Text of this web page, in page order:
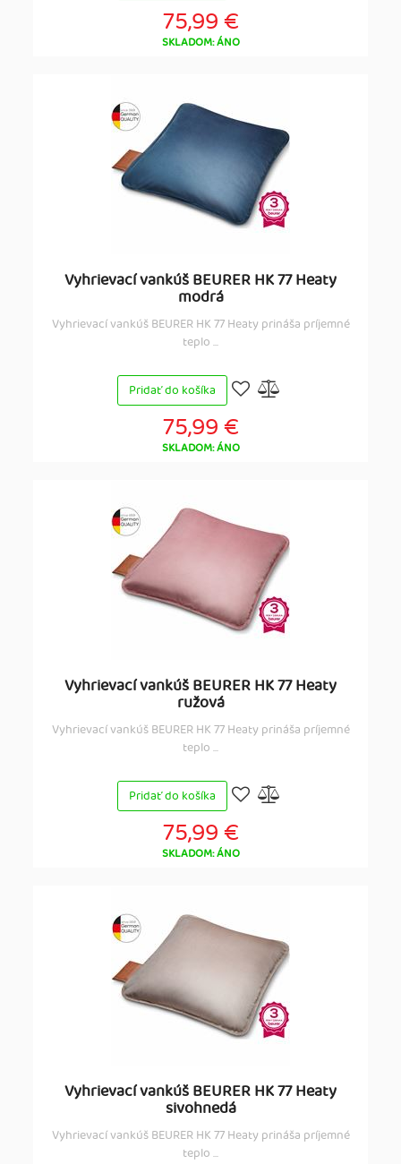
75,99 €
SKLADOM: ÁNO
Vyhrievací vankúš BEURER HK 77 Heaty
modrá
Vyhrievací vankúš BEURER HK 77 Heaty prináša príjemné
teplo ...
Pridať do košíka
75,99 €
SKLADOM: ÁNO
Vyhrievací vankúš BEURER HK 77 Heaty
ružová
Vyhrievací vankúš BEURER HK 77 Heaty prináša príjemné
teplo ...
Pridať do košíka
75,99 €
SKLADOM: ÁNO
Vyhrievací vankúš BEURER HK 77 Heaty
sivohnedá
Vyhrievací vankúš BEURER HK 77 Heaty prináša príjemné
teplo ...